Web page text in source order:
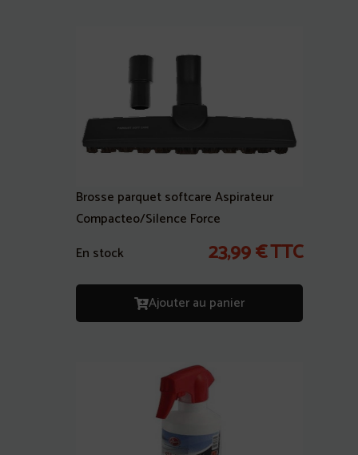
Brosse parquet softcare Aspirateur
Compacteo/Silence Force
En stock
23,99€TTC
Ajouter au panier